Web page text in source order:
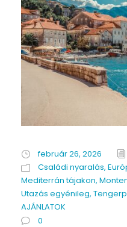
február 26, 2026
Családi nyaralás,
Mediterrán tájakon,
Utazás egyénileg,
AJÁNLATOK
0